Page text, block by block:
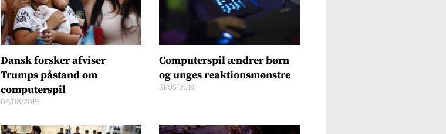
Dansk forsker afviser
Trumps påstand om
computerspil
06/08/2019
Computerspil ændrer børn
og unges reaktionsmønstre
31/05/2019